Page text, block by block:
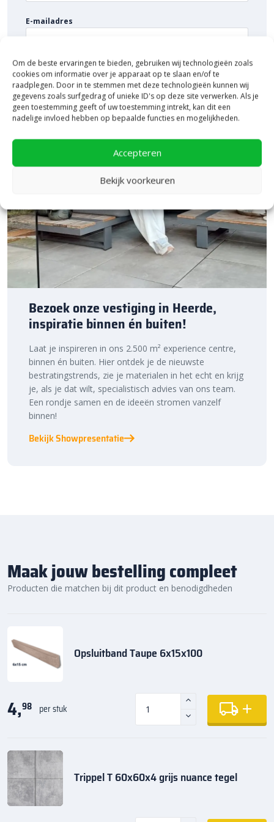
Om de beste ervaringen te bieden, gebruiken wij technologieën zoals
cookies om informatie over je apparaat op te slaan en/of te
raadplegen. Door in te stemmen met deze technologieën kunnen wij
gegevens zoals surfgedrag of unieke ID's op deze site verwerken. Als je
geen toestemming geeft of uw toestemming intrekt, kan dit een
nadelige invloed hebben op bepaalde functies en mogelijkheden.
Accepteren
Bekijk voorkeuren
Bestellen en snel geleverd
Bestratingsmarkt.combent u verzekerd van de beste prijs in
eenvoudig online bestellen en profiteren van snelle levering.
Bent u op zoek naar een betrouwbare en stevige grasdal? Bestel
snel & eenvoudig op Bestratingsmarkt.com!
Deer Concrete Straight in kleur Green
De kleur Green in de
natuurlijke overgang tussen bestrating en groen. Door de
subtiele tint gaat de verharding op in de omgeving, wat zorgt
voor een rustige en evenwichtige uitstraling. Ideaal voor opritten,
duurzame basis gewenst is. Een mooie doorstroom van de
natuur met de groene kleur van Deer Concrete.
E-mailadres
Bezoek onze vestiging in Heerde,
inspiratie binnen én buiten!
Laat je inspireren in ons 2.500 m² experience centre,
binnen én buiten. Hier ontdek je de nieuwste
bestratingstrends, zie je materialen in het echt en krijg
je, als je dat wilt, specialistisch advies van ons team.
Een rondje samen en de ideeën stromen vanzelf
binnen!
Bekijk Showpresentatie
Maak jouw bestelling compleet
Producten die matchen bij dit product en benodigdheden
Opsluitband Taupe 6x15x100
4,98 per stuk
Trippel T 60x60x4 grijs nuance tegel